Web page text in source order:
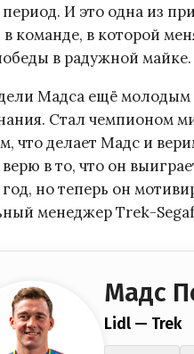
И это одна из
в команде, в которой
в радужной
Мадса ещё
Стал чемпионом
что делает Мадс и
верю в то, что он
но теперь он
менеджер Trek-
Мадс
Lidl — Trek